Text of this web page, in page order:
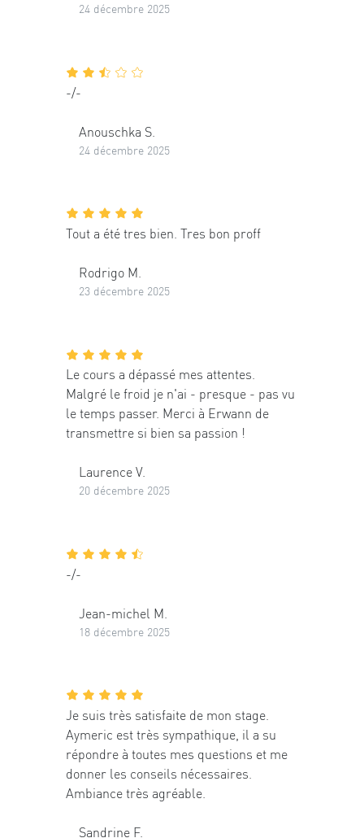
24 décembre 2025
-/-
Anouschka S.
24 décembre 2025
Tout a été tres bien. Tres bon proff
Rodrigo M.
23 décembre 2025
Le cours a dépassé mes attentes.
Malgré le froid je n'ai - presque - pas vu
le temps passer. Merci à Erwann de
transmettre si bien sa passion !
Laurence V.
20 décembre 2025
-/-
Jean-michel M.
18 décembre 2025
Je suis très satisfaite de mon stage.
Aymeric est très sympathique, il a su
répondre à toutes mes questions et me
donner les conseils nécessaires.
Ambiance très agréable.
Sandrine F.